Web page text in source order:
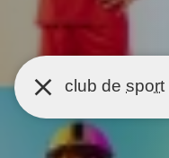
club de sport